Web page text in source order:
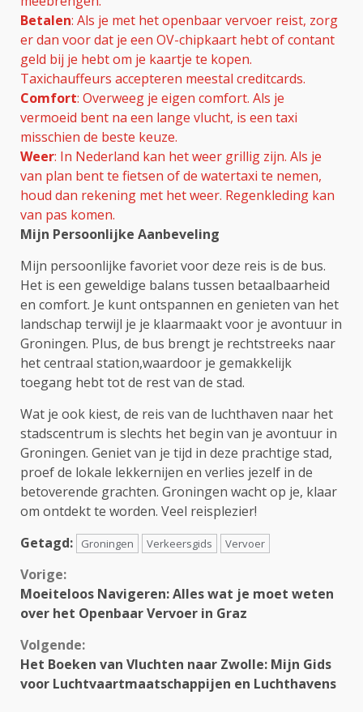
Betalen: Als je met het openbaar vervoer reist, zorg
er dan voor dat je een OV-chipkaart hebt of contant
geld bij je hebt om je kaartje te kopen.
Taxichauffeurs accepteren meestal creditcards.
Comfort: Overweeg je eigen comfort. Als je
vermoeid bent na een lange vlucht, is een taxi
misschien de beste keuze.
Weer: In Nederland kan het weer grillig zijn. Als je
van plan bent te fietsen of de watertaxi te nemen,
houd dan rekening met het weer. Regenkleding kan
van pas komen.
Mijn Persoonlijke Aanbeveling
Mijn persoonlijke favoriet voor deze reis is de bus.
Het is een geweldige balans tussen betaalbaarheid
en comfort. Je kunt ontspannen en genieten van het
landschap terwijl je je klaarmaakt voor je avontuur in
Groningen. Plus, de bus brengt je rechtstreeks naar
het centraal station,waardoor je gemakkelijk
toegang hebt tot de rest van de stad.
Wat je ook kiest, de reis van de luchthaven naar het
stadscentrum is slechts het begin van je avontuur in
Groningen. Geniet van je tijd in deze prachtige stad,
proef de lokale lekkernijen en verlies jezelf in de
betoverende grachten. Groningen wacht op je, klaar
om ontdekt te worden. Veel reisplezier!
Getagd:
Groningen Verkeersgids Vervoer
Continue
Reading
Vorige:
Moeiteloos Navigeren: Alles wat je moet weten
over het Openbaar Vervoer in Graz
Volgende:
Het Boeken van Vluchten naar Zwolle: Mijn Gids
voor Luchtvaartmaatschappijen en Luchthavens